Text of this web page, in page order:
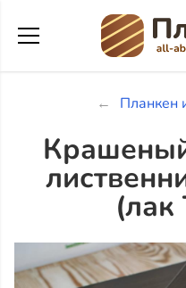
Планкен
(лак